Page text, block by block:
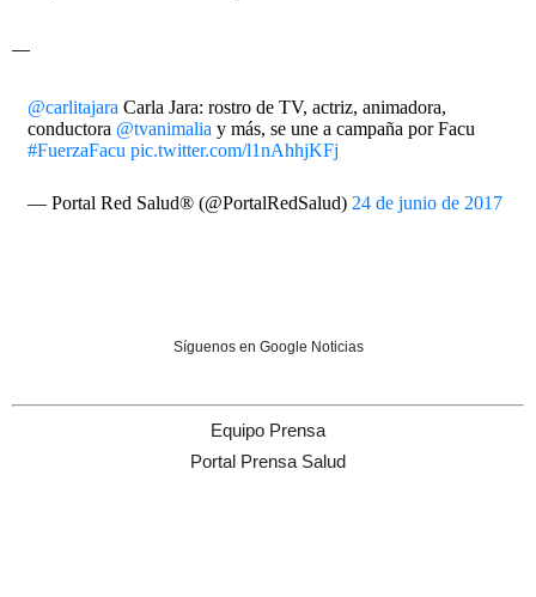
—
@carlitajara Carla Jara: rostro de TV, actriz, animadora,
conductora @tvanimalia y más, se une a campaña por Facu
#FuerzaFacu pic.twitter.com/l1nAhhjKFj
— Portal Red Salud® (@PortalRedSalud) 24 de junio de 2017
Síguenos en Google Noticias
Equipo Prensa
Portal Prensa Salud